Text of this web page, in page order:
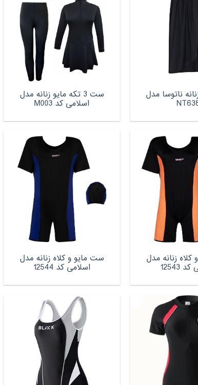
ناتوسا مدل ست 3 تکه مایو زنانه مدل
اسلامی کد M003
زنانه مدل
12543
ست مایو و کلاه زنانه مدل
اسلامی کد 12544